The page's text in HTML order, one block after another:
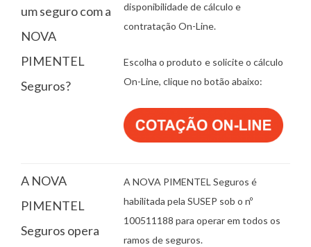
um seguro com a
NOVA
PIMENTEL
Seguros?
disponibilidade de cálculo e
contratação On-Line.
Escolha o produto e solicite o cálculo
On-Line, clique no botão abaixo:
A NOVA
PIMENTEL
Seguros opera
A NOVA PIMENTEL Seguros é
habilitada pela SUSEP sob o nº
100511188 para operar em todos os
ramos de seguros.